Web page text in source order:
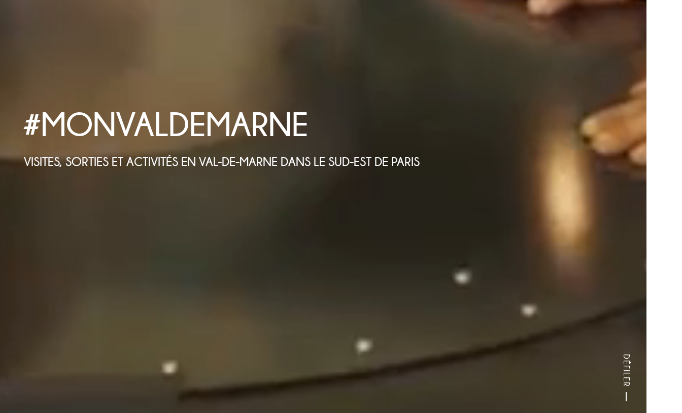
#MONVALDEMARNE
VISITES, SORTIES ET ACTIVITÉS EN VAL-DE-MARNE DANS LE SUD-EST DE PARIS
DÉFILER